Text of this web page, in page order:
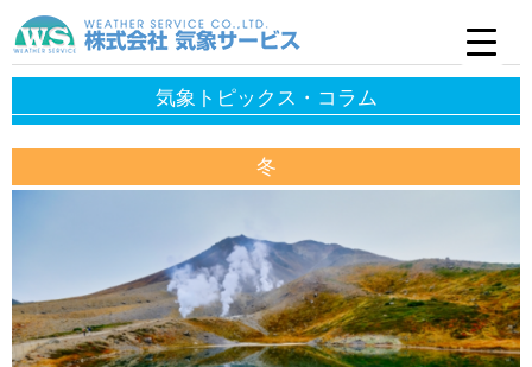
気象トピックス・コラム
冬